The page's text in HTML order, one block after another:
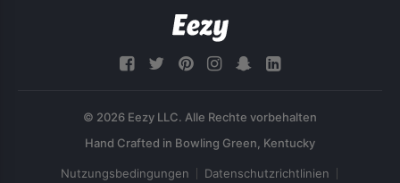
© 2026 Eezy LLC. Alle Rechte vorbehalten
Nutzungsbedingungen Datenschutzrichtlinien